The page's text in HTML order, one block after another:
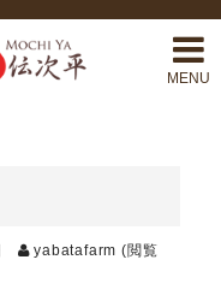
MENU
yabatafarm (閲覧